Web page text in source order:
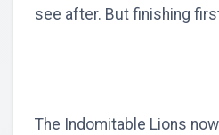
see after. But finishing
The Indomitable Lions